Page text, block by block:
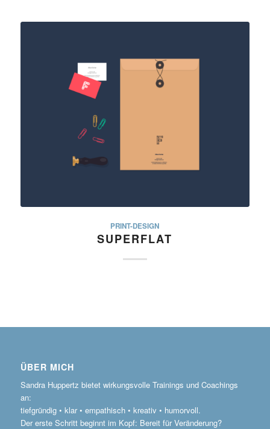
PRINT-DESIGN
SUPERFLAT
ÜBER MICH
Sandra Huppertz bietet wirkungsvolle Trainings und Coachings
an:
tiefgründig • klar • empathisch • kreativ • humorvoll.
Der erste Schritt beginnt im Kopf: Bereit für Veränderung?